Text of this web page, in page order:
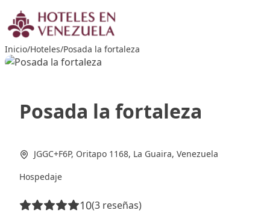
Saltar
al
contenido
Inicio/Hoteles/Posada la fortaleza
Posada la fortaleza
JGGC+F6P, Oritapo 1168, La Guaira, Venezuela
Hospedaje
10(3 reseñas)